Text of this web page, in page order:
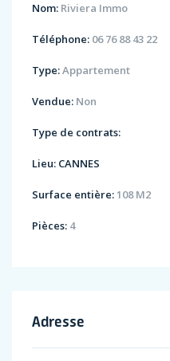
Nom: Riviera Immo
Téléphone: 06 76 88 43 22
Type:Appartement
Vendue: Non
Type de contrats:
Lieu: CANNES
Surface entière: 108 M2
Pièces: 4
Adresse